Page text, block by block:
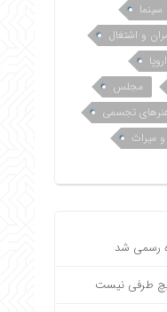
سینما
و اشتغال
مجلس
تجسمی
میراث
رسمی شد
طرفی نیست